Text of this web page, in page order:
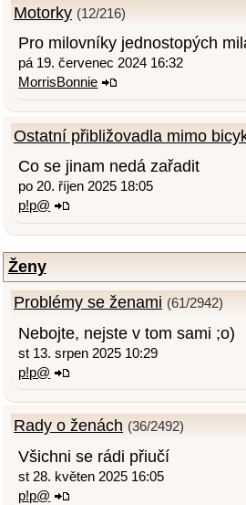
Motorky (12/216)
Pro milovníky jednostopých
pá 19. červenec 2024 16:32
MorrisBonnie
Ostatní přibližovadla mimo
Co se jinam nedá zařadit
po 20. říjen 2025 18:05
p!p@
Ženy
Problémy se ženami (61/2942)
Nebojte, nejste v tom sami ;o)
st 13. srpen 2025 10:29
p!p@
Rady o ženách (36/2492)
Všichni se rádi přiučí
st 28. květen 2025 16:05
p!p@